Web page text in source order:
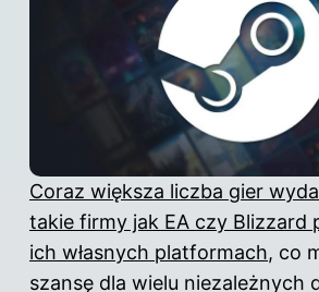
Coraz większa liczba gier
takie firmy jak EA czy Blizzard
ich własnych platformach, co
szansę dla wielu niezależnych